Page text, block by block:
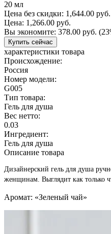
20 мл
Цена без скидки: 1,644.00 руб.
Цена: 1,266.00 руб.
Вы экономите: 378.00 руб.
Купить сейчас
характеристики товара
Происхождение:
Россия
Номер модели:
G005
Тип товара:
Гель для душа
Вес нетто:
0.03
Ингредиент:
Гель для душа
Описание товара
Дизайнерский гель для душа
женщинам. Выглядит как только
Аромат: «Зеленый чай»